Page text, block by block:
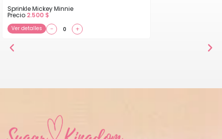
Sprinkle Mickey Minnie
Precio 2.500 $
Ver detalles − +